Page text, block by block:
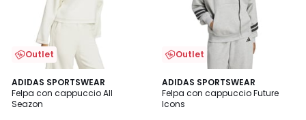
Outlet
ADIDAS SPORTSWEAR
Felpa con cappuccio All
Seazon
4,8
/ 5
Outlet
ADIDAS SPORTSWEAR
Felpa con cappuccio Future
Icons
4,7
/ 5